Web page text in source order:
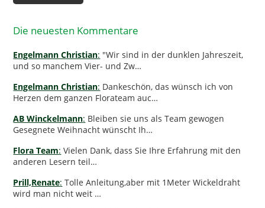
Die neuesten Kommentare
Engelmann Christian: "Wir sind in der dunklen Jahreszeit,
und so manchem Vier- und Zw…
Engelmann Christian: Dankeschön, das wünsch ich von
Herzen dem ganzen Florateam auc…
AB Winckelmann: Bleiben sie uns als Team gewogen
Gesegnete Weihnacht wünscht Ih…
Flora Team: Vielen Dank, dass Sie Ihre Erfahrung mit den
anderen Lesern teil…
Prill,Renate: Tolle Anleitung,aber mit 1Meter Wickeldraht
wird man nicht weit …